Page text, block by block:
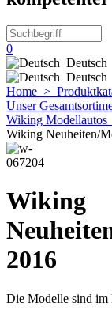
0
Deutsch
Deutsch
Home >
Unser
Wiking Modellautos
Wiking Neuheiten/
Wiking
2016
Die Modelle sind im